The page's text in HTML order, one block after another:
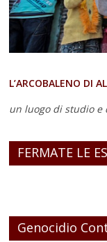
L’ARCOBALENO DI
un luogo di studio e
FERMATE LE
Genocidio